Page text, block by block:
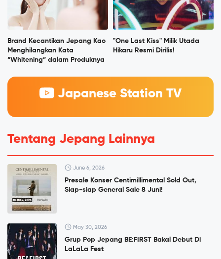
Brand Kecantikan Jepang Kao
Menghilangkan Kata
“Whitening” dalam Produknya
"One Last Kiss" Milik Utada
Hikaru Resmi Dirilis!
Japanese Station TV
Tentang Jepang Lainnya
June 6, 2026
Presale Konser Centimillimental Sold Out,
Siap-siap General Sale 8 Juni!
May 30, 2026
Grup Pop Jepang BE:FIRST Bakal Debut Di
LaLaLa Fest